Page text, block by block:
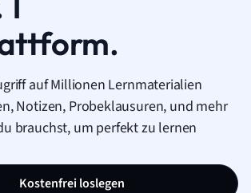
auf Millionen Lernmaterialien
Notizen, Probeklausuren, und mehr
brauchst, um perfekt zu lernen
Kostenfrei loslegen